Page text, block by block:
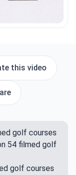
this video
golf courses
54 filmed golf
golf courses